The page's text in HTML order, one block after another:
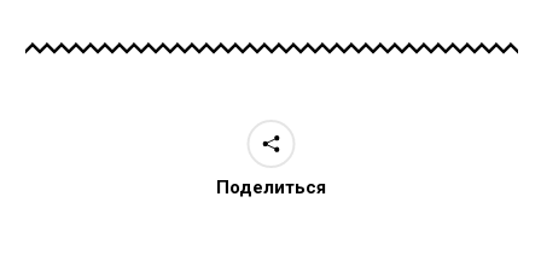
Поделиться